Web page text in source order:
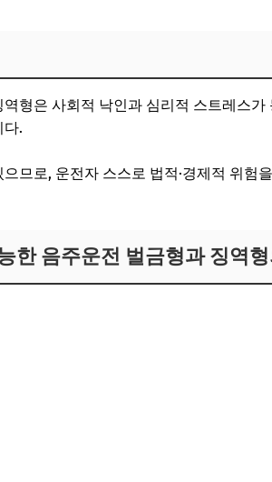
형은 사회적 낙인과 심리적 스트레스
다.
므로, 운전자 스스로 법적·경제적 위험
한 음주운전 벌금형과 징역